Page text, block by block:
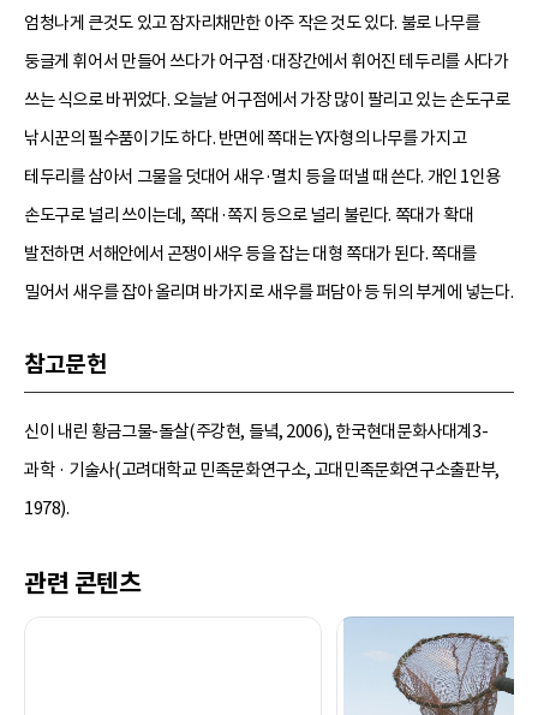
엄청나게 큰것도 있고 잠자리채만한 아주 작은 것도 있다. 불로 나무를
둥글게 휘어서 만들어 쓰다가 어구점·대장간에서 휘어진 테두리를 사다가
쓰는 식으로 바뀌었다. 오늘날 어구점에서 가장 많이 팔리고 있는 손도구로
낚시꾼의 필수품이기도 하다. 반면에 쪽대는 Y자형의 나무를 가지고
테두리를 삼아서 그물을 덧대어 새우·멸치 등을 떠낼 때 쓴다. 개인 1인용
손도구로 널리 쓰이는데, 쪽대·쪽지 등으로 널리 불린다. 쪽대가 확대
발전하면 서해안에서 곤쟁이새우 등을 잡는 대형 쪽대가 된다. 쪽대를
밀어서 새우를 잡아 올리며 바가지로 새우를 퍼담아 등 뒤의 부게에 넣는다.
참고문헌
신이 내린 황금그물-돌살(주강현, 들녘, 2006), 한국현대문화사대계3-
과학 · 기술사(고려대학교 민족문화연구소, 고대민족문화연구소출판부,
1978).
관련 콘텐츠